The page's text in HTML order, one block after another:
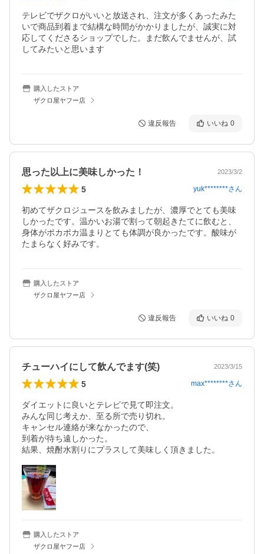
テレビでザクロがいいと放送され、注文が多くあったみた
いで商品到着まで結構な時間がかかりましたが、誠実に対
応してくださるショップでした。まだ飲んでませんが、試
してみたいと思います
購入したストア
ザクロ屋ヤフー店
違反報告 いいね 0
思った以上に美味しかった！ 2023/3/2
5 yuk********さん
初めてザクロジュースを飲みましたが、濃厚でとても美味
しかったです。温かいお湯で割って朝起きたてに飲むと、
身体がポカポカ温まりとても体調が良かったです。酸味が
たまらなく好みです。
購入したストア
ザクロ屋ヤフー店
違反報告 いいね 0
チューハイにして飲んでます(笑) 2023/3/15
5 max********さん
ダイエットに良いとテレビで見て即注文。
みんな同じ考えか、至る所で売り切れ。
キャンセル連絡が来なかったので、
到着が待ち遠しかった。
購入したストア
ザクロ屋ヤフー店